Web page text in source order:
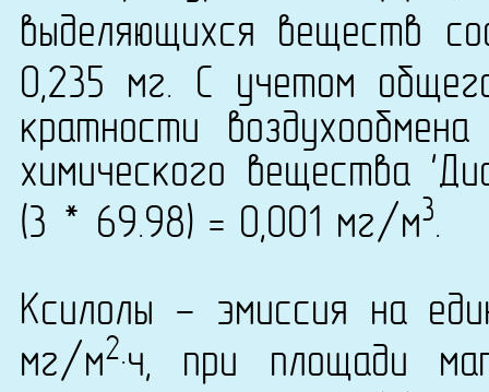
выделяющихся веществ
0,235 мг. С учетом
кратности
химического вещества
(3 * 69.98) = 0,001 мг/м3.
Ксилолы - эмиссия на
мг/м2·ч, при площади